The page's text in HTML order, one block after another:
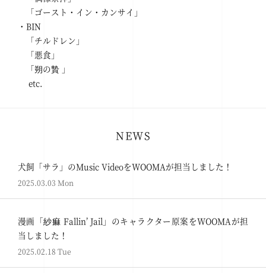
「ゴースト・イン・カンサイ」
・BIN
「チルドレン」
「悪食」
「朔の贄 」
etc.
NEWS
犬飼「サラ」のMusic VideoをWOOMAが担当しました！
2025.03.03 Mon
漫画「紗痲 Fallin’ Jail」のキャラクター原案をWOOMAが担
当しました！
2025.02.18 Tue